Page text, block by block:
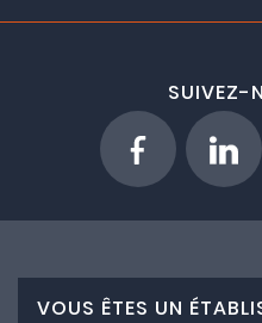
SUIVEZ-
VOUS ÊTES UN